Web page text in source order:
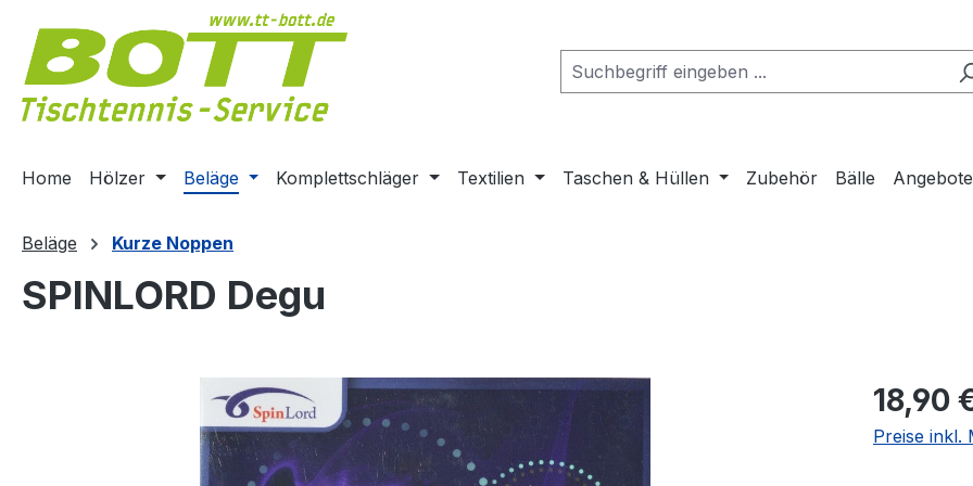
Hauptinhalt springen
Zur Suche springen
Zur Hauptnavigation springen
Home Hölzer Beläge Komplettschläger Textilien Taschen & Hüllen Zubehör Bälle Angebote
Beläge Kurze Noppen
SPINLORD Degu
Regulärer
18,90
Preise inkl.